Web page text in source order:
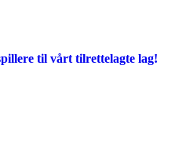
til vårt tilrettelagte lag!